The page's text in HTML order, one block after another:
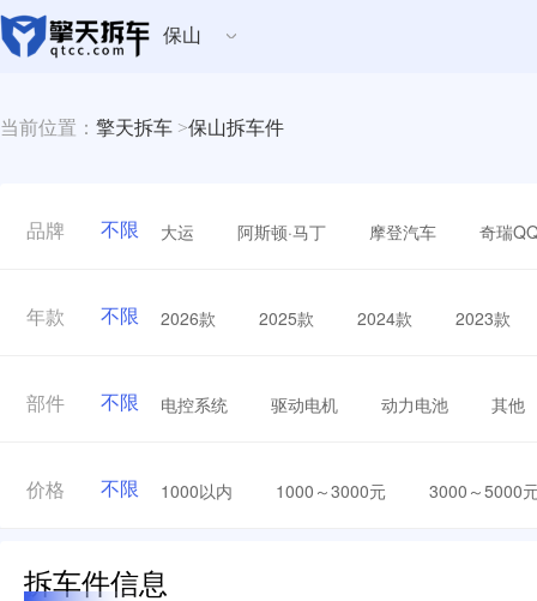
保山
当前位置： 擎天拆车 >保山拆车件
品牌 不限 大运 阿斯顿·马丁 摩登汽车 奇瑞
年款 不限 2026款 2025款 2024款 2023款
部件 不限 电控系统 驱动电机 动力电池 其他
价格 不限 1000以内 1000～3000元 3000～5000
拆车件信息